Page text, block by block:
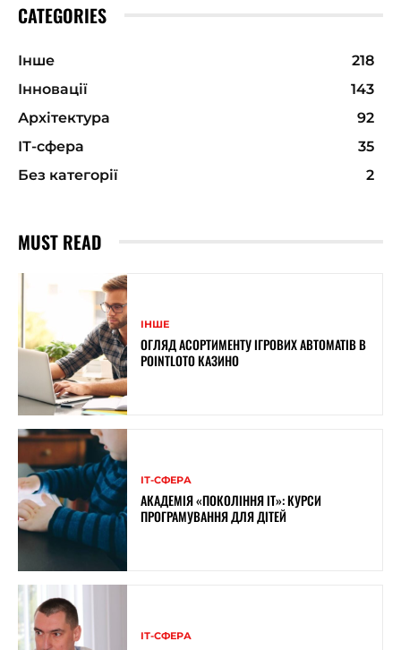
CATEGORIES
Інше
218
Інновації
143
Архітектура
92
ІТ-сфера
35
Без категорії
2
MUST READ
ІНШЕ
ОГЛЯД АСОРТИМЕНТУ ІГРОВИХ АВТОМАТІВ В
POINTLOTO КАЗИНО
ІТ-СФЕРА
АКАДЕМІЯ «ПОКОЛІННЯ ІТ»: КУРСИ
ПРОГРАМУВАННЯ ДЛЯ ДІТЕЙ
ІТ-СФЕРА